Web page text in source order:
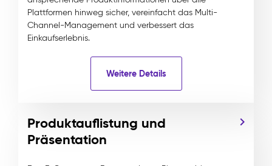
Plattformen hinweg sicher, vereinfacht das Multi-
Channel-Management und verbessert das
Einkaufserlebnis.
Weitere Details
Produktauflistung und
Präsentation